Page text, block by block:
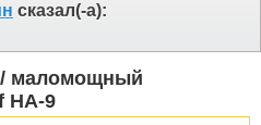
сказал(-а):
маломощный
HA-9